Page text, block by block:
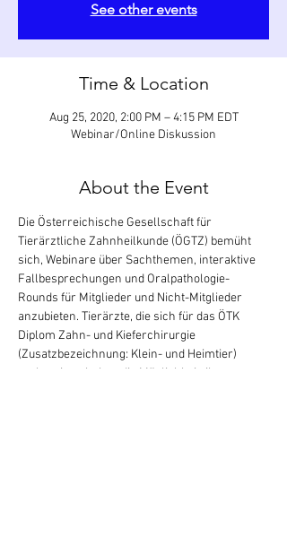
See other events
Time & Location
Aug 25, 2020, 2:00 PM – 4:15 PM EDT
Webinar/Online Diskussion
About the Event
Die Österreichische Gesellschaft für
Tierärztliche Zahnheilkunde (ÖGTZ) bemüht
sich, Webinare über Sachthemen, interaktive
Fallbesprechungen und Oralpathologie-
Rounds für Mitglieder und Nicht-Mitglieder
anzubieten. Tierärzte, die sich für das ÖTK
Diplom Zahn- und Kieferchirurgie
(Zusatzbezeichnung: Klein- und Heimtier)
vorbereiten, haben die Möglichkeit, ihre